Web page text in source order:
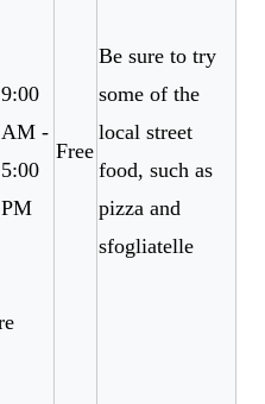
9:00
AM -
5:00
PM
Free
Be sure to try
some of the
local street
food, such as
pizza and
sfogliatelle